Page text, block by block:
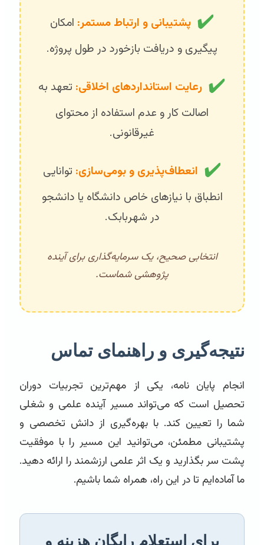
پشتیبانی و ارتباط مستمر:امکان
پیگیری و دریافت بازخورد در طول پروژه.
✔️ رعایت استانداردهای اخلاقی:تعهد به
اصالت کار و عدم استفاده از محتوای
غیرقانونی.
انعطاف‌پذیری و بومی‌سازی:توانایی
انطباق با نیازهای خاص دانشگاه یا دانشجو
در شهربابک.
انتخابی صحیح، یک سرمایه‌گذاری برای آینده
پژوهشی شماست.
نتیجه‌گیری و راهنمای تماس
انجام پایان نامه، یکی از مهم‌ترین تجربیات دوران
تحصیل است که می‌تواند مسیر آینده علمی و شغلی
شما را تعیین کند. با بهره‌گیری از دانش تخصصی و
پشتیبانی مطمئن، می‌توانید این مسیر را با موفقیت
پشت سر بگذارید و یک اثر علمی ارزشمند را ارائه دهید.
ما آماده‌ایم تا در این راه، همراه شما باشیم.
برای استعلام رایگان هزینه و